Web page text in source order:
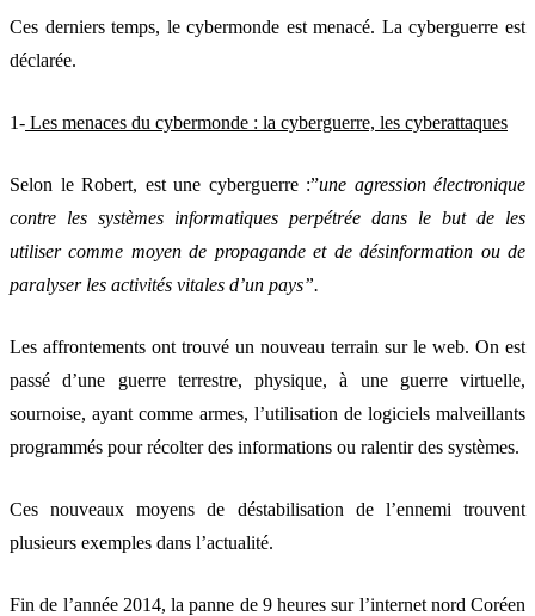
Ces derniers temps, le cybermonde est menacé. La cyberguerre est
déclarée.
1- Les menaces du cybermonde : la cyberguerre, les cyberattaques
Selon le Robert, est une cyberguerre :”une agression électronique
contre les systèmes informatiques perpétrée dans le but de les
utiliser comme moyen de propagande et de désinformation ou de
paralyser les activités vitales d’un pays”.
Les affrontements ont trouvé un nouveau terrain sur le web. On est
passé d’une guerre terrestre, physique, à une guerre virtuelle,
sournoise, ayant comme armes, l’utilisation de logiciels malveillants
programmés pour récolter des informations ou ralentir des systèmes.
Ces nouveaux moyens de déstabilisation de l’ennemi trouvent
plusieurs exemples dans l’actualité.
Fin de l’année 2014, la panne de 9 heures sur l’internet nord Coréen